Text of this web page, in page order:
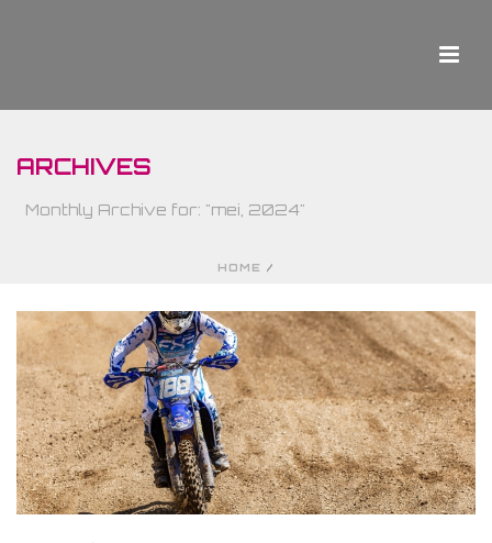
ARCHIVES
Monthly Archive for: "mei, 2024"
HOME /